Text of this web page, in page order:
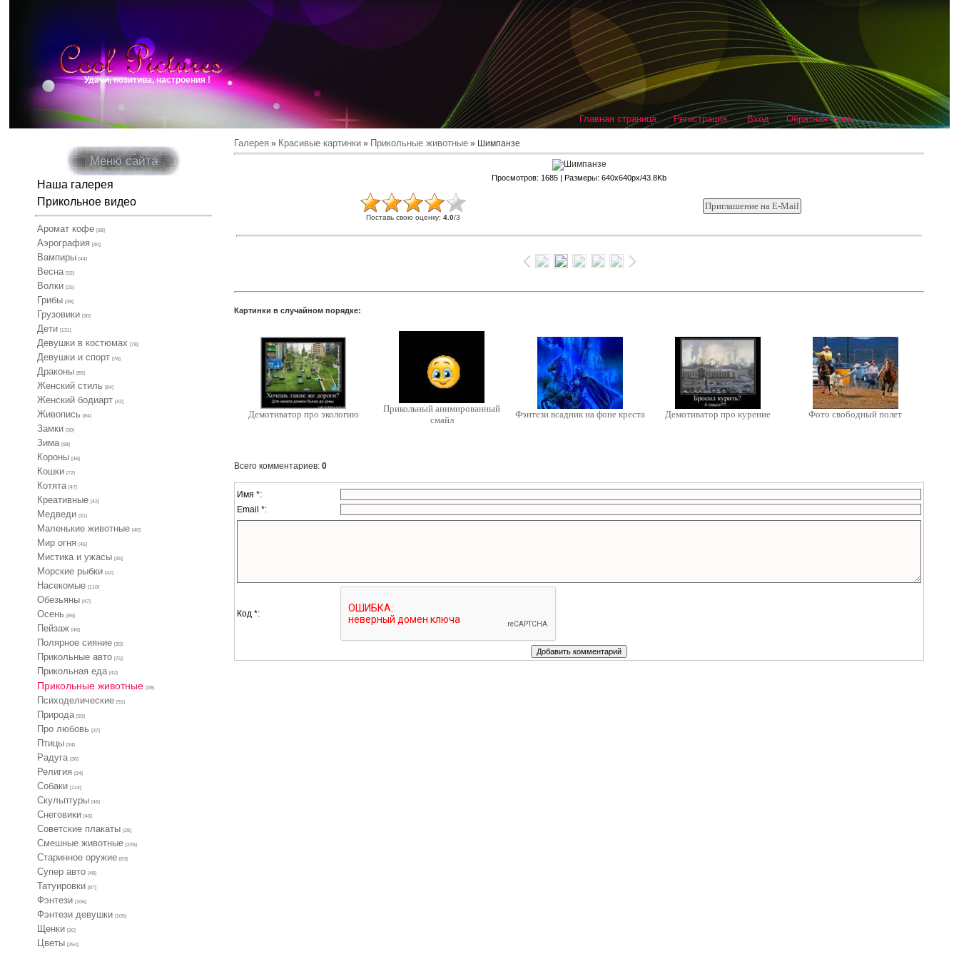
Удачи, позитива, настроения !
Главная страница Регистрация Вход Обратная связь
Меню сайта
Наша галерея
Прикольное видео
Аромат кофе [38]
Аэрография [40]
Вампиры [44]
Весна [32]
Волки [25]
Грибы [39]
Грузовики [30]
Дети [131]
Девушки в костюмах [78]
Девушки и спорт [76]
Драконы [85]
Женский стиль [84]
Женский бодиарт [42]
Живопись [84]
Замки [30]
Зима [98]
Короны [46]
Кошки [72]
Котята [47]
Креативные [42]
Медведи [31]
Маленькие животные [40]
Мир огня [45]
Мистика и ужасы [36]
Морские рыбки [42]
Насекомые [110]
Обезьяны [47]
Осень [65]
Пейзаж [46]
Полярное сияние [30]
Прикольные авто [75]
Прикольная еда [42]
Прикольные животные [39]
Психоделические [91]
Природа [93]
Про любовь [37]
Птицы [34]
Радуга [36]
Религия [34]
Собаки [114]
Скульптуры [46]
Снеговики [46]
Советские плакаты [28]
Смешные животные [225]
Старинное оружие [63]
Супер авто [48]
Татуировки [87]
Фэнтези [106]
Фэнтези девушки [105]
Щенки [30]
Цветы [254]
Галерея » Красивые картинки » Прикольные животные » Шимпанзе
Просмотров: 1685 |Размеры: 640x640px/43.8Kb
Поставь свою оценку:4.0/3
Картинки в случайном порядке:
Демотиватор про экологию
Прикольный анимированный
смайл
Фэнтези всадник на фоне креста Демотиватор про курение Фото свободный полет
Всего комментариев:0
Имя *:
Email *:
Код *: